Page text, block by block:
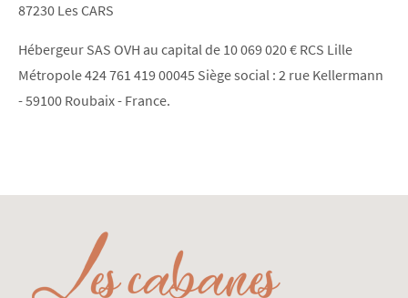
87230 Les CARS
Hébergeur SAS OVH au capital de 10 069 020 € RCS Lille
Métropole 424 761 419 00045 Siège social : 2 rue Kellermann
- 59100 Roubaix - France.